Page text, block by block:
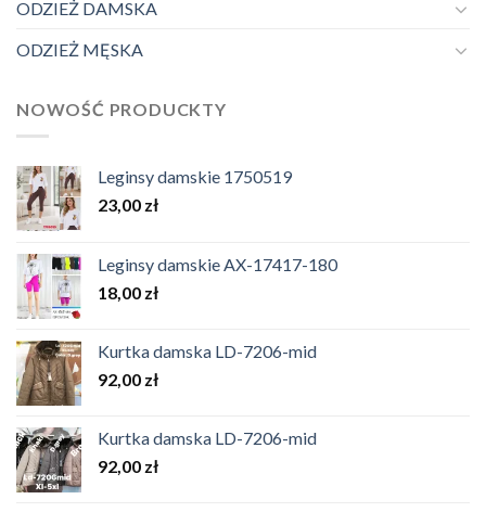
ODZIEŻ DAMSKA
ODZIEŻ MĘSKA
NOWOŚĆ PRODUCKTY
Leginsy damskie 1750519
23,00 zł
Leginsy damskie AX-17417-180
18,00 zł
Kurtka damska LD-7206-mid
92,00 zł
Kurtka damska LD-7206-mid
92,00 zł